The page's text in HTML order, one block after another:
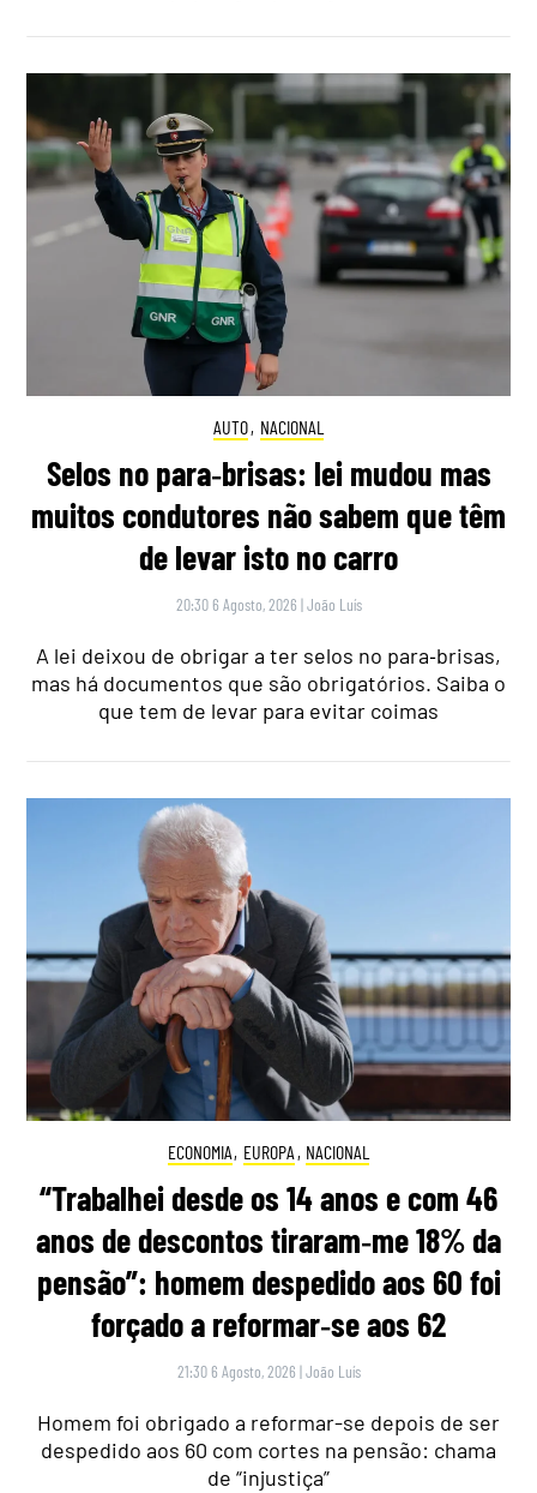
AUTO, NACIONAL
Selos no para‑brisas: lei mudou mas
muitos condutores não sabem que têm
de levar isto no carro
20:30 6 Agosto, 2026 |João Luís
A lei deixou de obrigar a ter selos no para‑brisas,
mas há documentos que são obrigatórios. Saiba o
que tem de levar para evitar coimas
ECONOMIA, EUROPA , NACIONAL
“Trabalhei desde os 14 anos e com 46
anos de descontos tiraram‑me 18% da
pensão”: homem despedido aos 60 foi
forçado a reformar‑se aos 62
21:30 6 Agosto, 2026 |João Luís
Homem foi obrigado a reformar-se depois de ser
despedido aos 60 com cortes na pensão: chama
de “injustiça”